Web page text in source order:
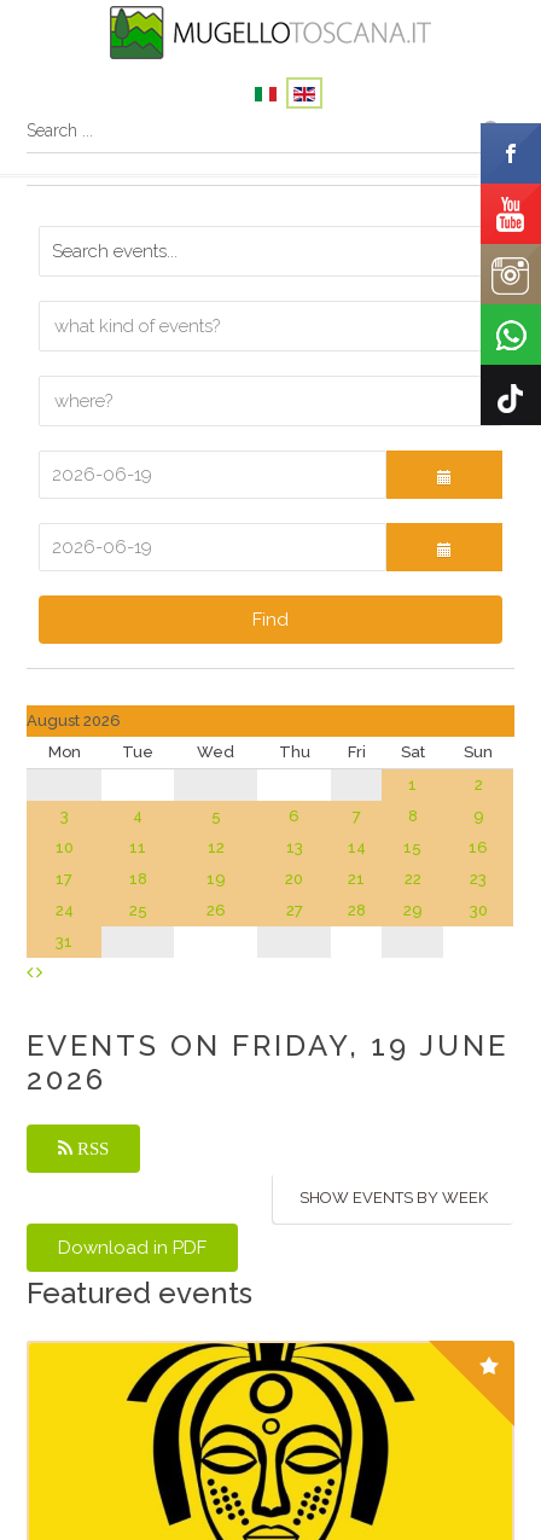
Find
August 2026
Mon
Tue Wed Thu Fri Sat
Sun
1
2
3
4 5 6 7 8
9
10
11 12 13 14 15
16
17
18 19 20 21 22
23
24
25 26 27 28 29
30
31
EVENTS ON FRIDAY, 19 JUNE
2026
RSS
SHOW EVENTS BY WEEK
Featured events